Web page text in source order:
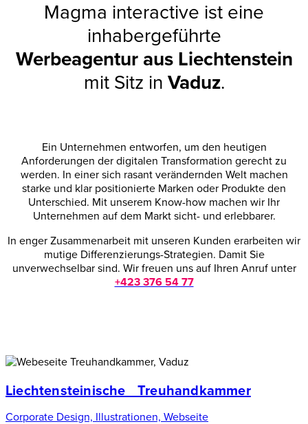
Magma interactive ist eine
inhabergeführte
Werbeagentur aus Liechtenstein
mit Sitz in Vaduz.
Ein Unternehmen entworfen, um den heutigen
Anforderungen der digitalen Transformation gerecht zu
werden. In einer sich rasant verändernden Welt machen
starke und klar positionierte Marken oder Produkte den
Unterschied. Mit unserem Know-how machen wir Ihr
Unternehmen auf dem Markt sicht- und erlebbarer.
In enger Zusammenarbeit mit unseren Kunden erarbeiten wir
mutige Differenzierungs-Strategien. Damit Sie
unverwechselbar sind. Wir freuen uns auf Ihren Anruf unter
+423 376 54 77
Liechtensteinische Treuhandkammer
Corporate Design, Illustrationen, Webseite